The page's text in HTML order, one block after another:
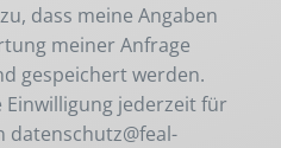
dass meine Angaben
meiner Anfrage
gespeichert werden.
Einwilligung jederzeit für
datenschutz@feal-